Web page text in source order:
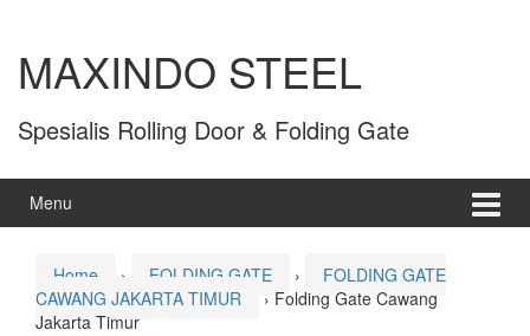
MAXINDO STEEL
Spesialis Rolling Door & Folding Gate
Menu
Home › FOLDING GATE ›
FOLDING GATE
CAWANG JAKARTA TIMUR
› Folding Gate Cawang
Jakarta Timur